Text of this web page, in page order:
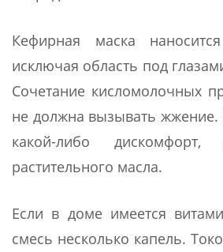
Кефирная маска
исключая область под
Сочетание кисломолочных
не должна вызывать
какой-либо
растительного масла.
Если в доме имеется
смесь несколько капель.